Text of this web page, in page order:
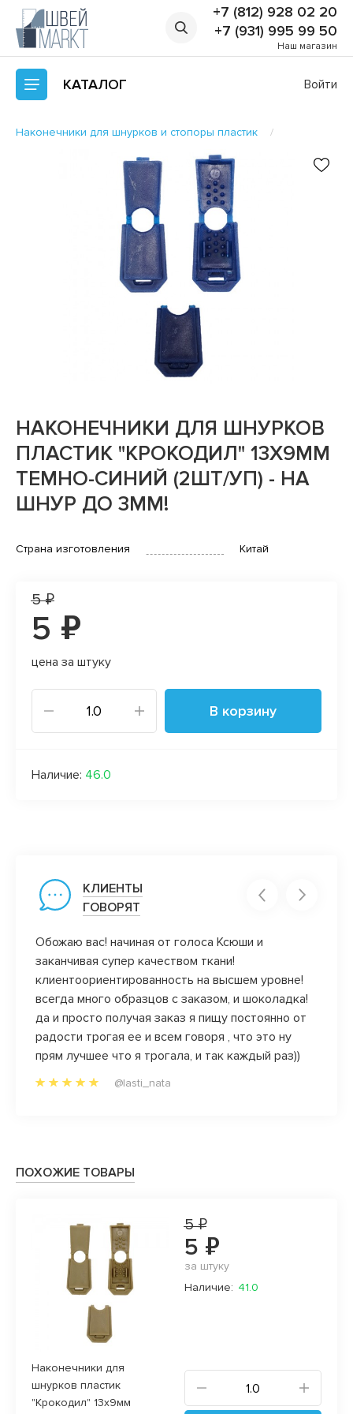
+7 (812) 928 02 20
+7 (931) 995 99 50
Наш магазин
КАТАЛОГ Войти
Наконечники для шнурков и стопоры пластик
НАКОНЕЧНИКИ ДЛЯ ШНУРКОВ
ПЛАСТИК "КРОКОДИЛ" 13Х9ММ
ТЕМНО-СИНИЙ (2ШТ/УП) - НА
ШНУР ДО 3ММ!
Страна изготовления Китай
5 ₽
5 ₽
цена за штуку
В корзину
Наличие: 46.0
КЛИЕНТЫ
ГОВОРЯТ
Обожаю вас! начиная от голоса Ксюши и
заканчивая супер качеством ткани!
клиентоориентированность на высшем уровне!
всегда много образцов с заказом, и шоколадка!
да и просто получая заказ я пищу постоянно от
радости трогая ее и всем говоря , что это ну
прям лучшее что я трогала, и так каждый раз))
@lasti_nata
ПОХОЖИЕ ТОВАРЫ
Наконечники для
шнурков пластик
"Крокодил" 13х9мм
5 ₽
5 ₽
за штуку
Наличие: 41.0